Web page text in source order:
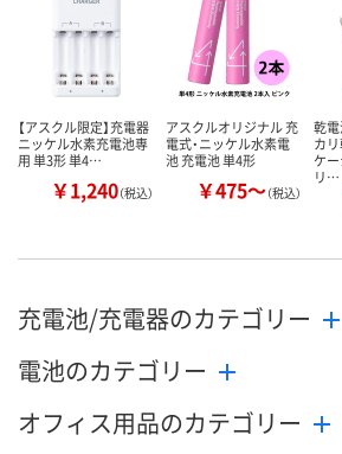
カゴへ
数量
【アスクル限定】充電器
ニッケル水素充電池専
用 単3形 単4…
￥1,240（税込）
アスクルオリジナル 充
電式・ニッケル水素電
池 充電池 単4形
￥475～（税込）
乾
カ
ケ
リ…
充電池/充電器のカテゴリー
電池のカテゴリー
オフィス用品のカテゴリー